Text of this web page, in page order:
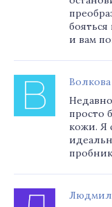
и вам
просто
кожи. Я